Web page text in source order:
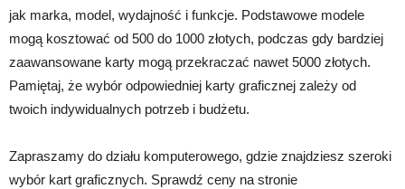
jak marka, model, wydajność i funkcje. Podstawowe modele
mogą kosztować od 500 do 1000 złotych, podczas gdy bardziej
zaawansowane karty mogą przekraczać nawet 5000 złotych.
Pamiętaj, że wybór odpowiedniej karty graficznej zależy od
twoich indywidualnych potrzeb i budżetu.
Zapraszamy do działu komputerowego, gdzie znajdziesz szeroki
wybór kart graficznych. Sprawdź ceny na stronie